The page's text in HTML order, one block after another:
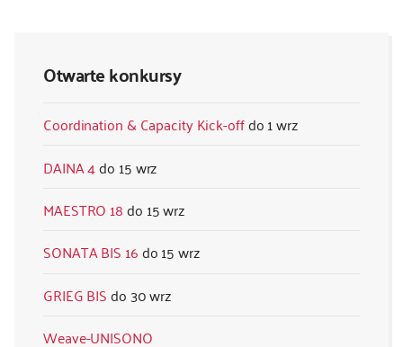
Otwarte konkursy
Coordination & Capacity Kick-off
1 wrz
DAINA 4
15 wrz
MAESTRO 18
15 wrz
SONATA BIS 16
15 wrz
GRIEG BIS
30 wrz
Weave-UNISONO